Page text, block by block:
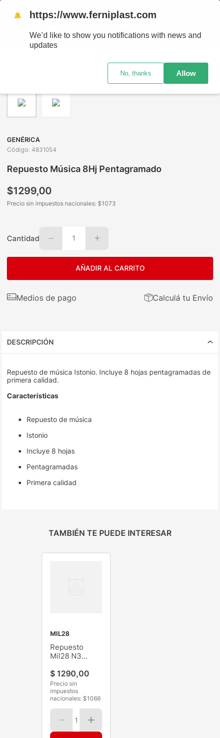
GENÉRICA
Código: 4831054
Repuesto Música 8Hj Pentagramado
$1299,00
Precio sin impuestos nacionales: $1073
Cantidad 1
AÑADIR AL CARRITO
Medios de pago Calculá tu Envío
DESCRIPCIÓN
Repuesto de música Istonio. Incluye 8 hojas pentagramadas de
primera calidad.
Características
Repuesto de música
Istonio
Incluye 8 hojas
Pentagramadas
Primera calidad
TAMBIÉN TE PUEDE INTERESAR
MIL28
Repuesto
Mil28 N3
$ 1290,00
Precio sin
impuestos
nacionales: $1066
1
🔔 https://www.ferniplast.com
We’d like to show you notifications with news and
updates
No, thanks Allow